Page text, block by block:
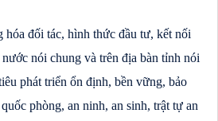
hóa đối tác, hình thức đầu tư, kết nối
nói chung và trên địa bàn tỉnh nói
phát triển ổn định, bền vững, bảo
phòng, an ninh, an sinh, trật tự an